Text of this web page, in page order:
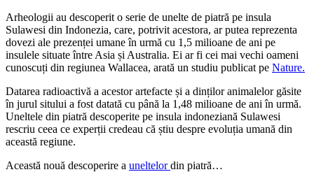
Arheologii au descoperit o serie de unelte de piatră pe insula
Sulawesi din Indonezia, care, potrivit acestora, ar putea reprezenta
dovezi ale prezenței umane în urmă cu 1,5 milioane de ani pe
insulele situate între Asia și Australia. Ei ar fi cei mai vechi oameni
cunoscuți din regiunea Wallacea, arată un studiu publicat pe Nature.
Datarea radioactivă a acestor artefacte și a dinților animalelor găsite
în jurul sitului a fost datată cu până la 1,48 milioane de ani în urmă.
Uneltele din piatră descoperite pe insula indoneziană Sulawesi
rescriu ceea ce experții credeau că știu despre evoluția umană din
această regiune.
Această nouă descoperire a uneltelordin piatră…